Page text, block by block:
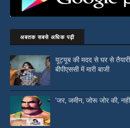
अबतक सबसे अधिक पढ़ी
यूट्यूब की मदद से घर से
बीपीएससी में मारी बाजी
‘जर, जमीन, जोरू जोर की,